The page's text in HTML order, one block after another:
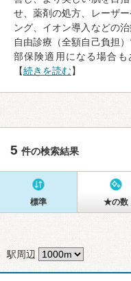
せ、薬剤の処方、レーザ
ング、イオン導入などの
自由診療（全額自己負担
部保険適用になる場合
【続きを読む】
5 件の検索結果
標準 ★の数
駅周辺